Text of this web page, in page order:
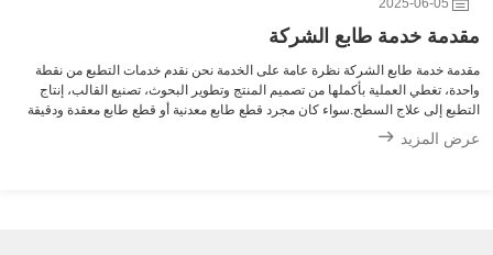
مقدمة خدمة طابع الشركة
مقدمة خدمة طابع الشركة نظرة عامة على الخدمة نحن نقدم خدمات التطبع من نقطة
واحدة، تغطي العملية بأكملها من تصميم المنتج وتطوير البحوث، تصنيع القالب، إنتاج
التطبع إلى علاج السطح.سواء كان مجرد قطع طابع معدنية أو قطع طابع معقدة ودقيقة
ذات شكل خاص، يمكننا تخصيص الحلول وفقًا لاحتياجات العملاء الشخصية ، وضم...
عرض المزيد